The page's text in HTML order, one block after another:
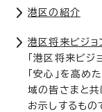
港区の紹介
港区将来ビジョ
「港区将来ビジ
「安心」を高め
域の皆さまと共
お示しするもの